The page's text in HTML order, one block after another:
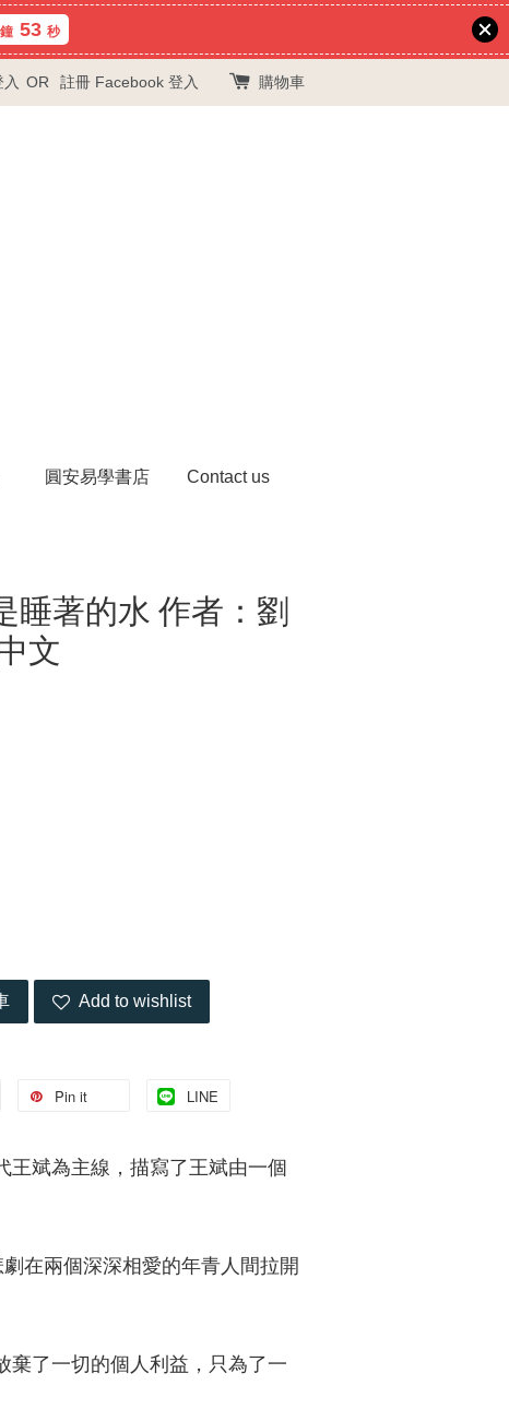
52 秒
OR 註冊 Facebook 登入 購物車
圓安易學書店 Contact us
睡著的水 作者：劉
文
Add to wishlist
Pin it LINE
王斌為主線，描寫了王斌由一個
在兩個深深相愛的年青人間拉開
棄了一切的個人利益，只為了一